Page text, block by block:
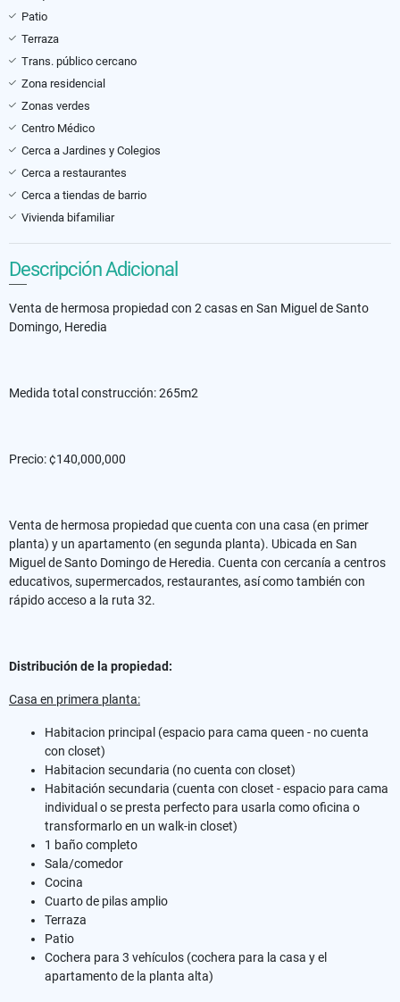
Patio
Terraza
Trans. público cercano
Zona residencial
Zonas verdes
Centro Médico
Cerca a Jardines y Colegios
Cerca a restaurantes
Cerca a tiendas de barrio
Vivienda bifamiliar
Descripción Adicional
Venta de hermosa propiedad con 2 casas en San Miguel de Santo
Domingo, Heredia
Medida total construcción: 265m2
Precio: ¢140,000,000
Venta de hermosa propiedad que cuenta con una casa (en primer
planta) y un apartamento (en segunda planta). Ubicada en San
Miguel de Santo Domingo de Heredia. Cuenta con cercanía a centros
educativos, supermercados, restaurantes, así como también con
rápido acceso a la ruta 32.
Distribución de la propiedad:
Casa en primera planta:
Habitacion principal (espacio para cama queen - no cuenta
con closet)
Habitacion secundaria (no cuenta con closet)
Habitación secundaria (cuenta con closet - espacio para cama
individual o se presta perfecto para usarla como oficina o
transformarlo en un walk-in closet)
1 baño completo
Sala/comedor
Cocina
Cuarto de pilas amplio
Terraza
Patio
Cochera para 3 vehículos (cochera para la casa y el
apartamento de la planta alta)